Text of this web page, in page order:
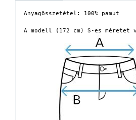
Anyagösszetétel: 100% pamut
A modell (172 cm) S-es méretet